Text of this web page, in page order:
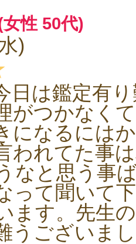
性 50代)
)
日は鑑定有
がつかなく
になるには
われてた事
なと思う事
って聞いて
ます。先生
うございま